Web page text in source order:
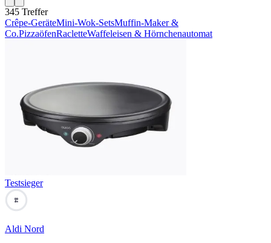
345 Treffer
Crêpe-GeräteMini-Wok-SetsMuffin-Maker &
Co.PizzaöfenRacletteWaffeleisen & Hörnchenautomat
Testsieger
84
Aldi Nord